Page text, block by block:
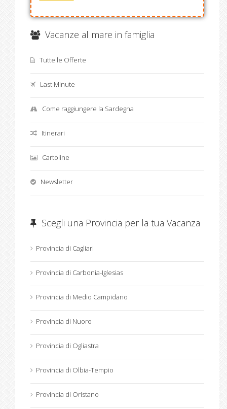
Vacanze al mare in famiglia
Tutte le Offerte
Last Minute
Come raggiungere la Sardegna
Itinerari
Cartoline
Newsletter
Scegli una Provincia per la tua Vacanza
Provincia di Cagliari
Provincia di Carbonia-Iglesias
Provincia di Medio Campidano
Provincia di Nuoro
Provincia di Ogliastra
Provincia di Olbia-Tempio
Provincia di Oristano